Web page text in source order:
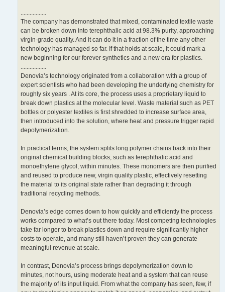
.................
The company has demonstrated that mixed, contaminated textile waste
can be broken down into terephthalic acid at 98.3% purity, approaching
virgin-grade quality. And it can do it in a fraction of the time any other
technology has managed so far. If that holds at scale, it could mark a
new beginning for our forever synthetics and a new era for plastics.
.................
Denovia’s technology originated from a collaboration with a group of
expert scientists who had been developing the underlying chemistry for
roughly six years . At its core, the process uses a proprietary liquid to
break down plastics at the molecular level. Waste material such as PET
bottles or polyester textiles is first shredded to increase surface area,
then introduced into the solution, where heat and pressure trigger rapid
depolymerization.
In practical terms, the system splits long polymer chains back into their
original chemical building blocks, such as terephthalic acid and
monoethylene glycol, within minutes. These monomers are then purified
and reused to produce new, virgin quality plastic, effectively resetting
the material to its original state rather than degrading it through
traditional recycling methods.
Denovia’s edge comes down to how quickly and efficiently the process
works compared to what’s out there today. Most competing technologies
take far longer to break plastics down and require significantly higher
costs to operate, and many still haven’t proven they can generate
meaningful revenue at scale.
In contrast, Denovia’s process brings depolymerization down to
minutes, not hours, using moderate heat and a system that can reuse
the majority of its input liquid. From what the company has seen, few, if